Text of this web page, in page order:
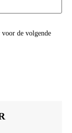
de volgende